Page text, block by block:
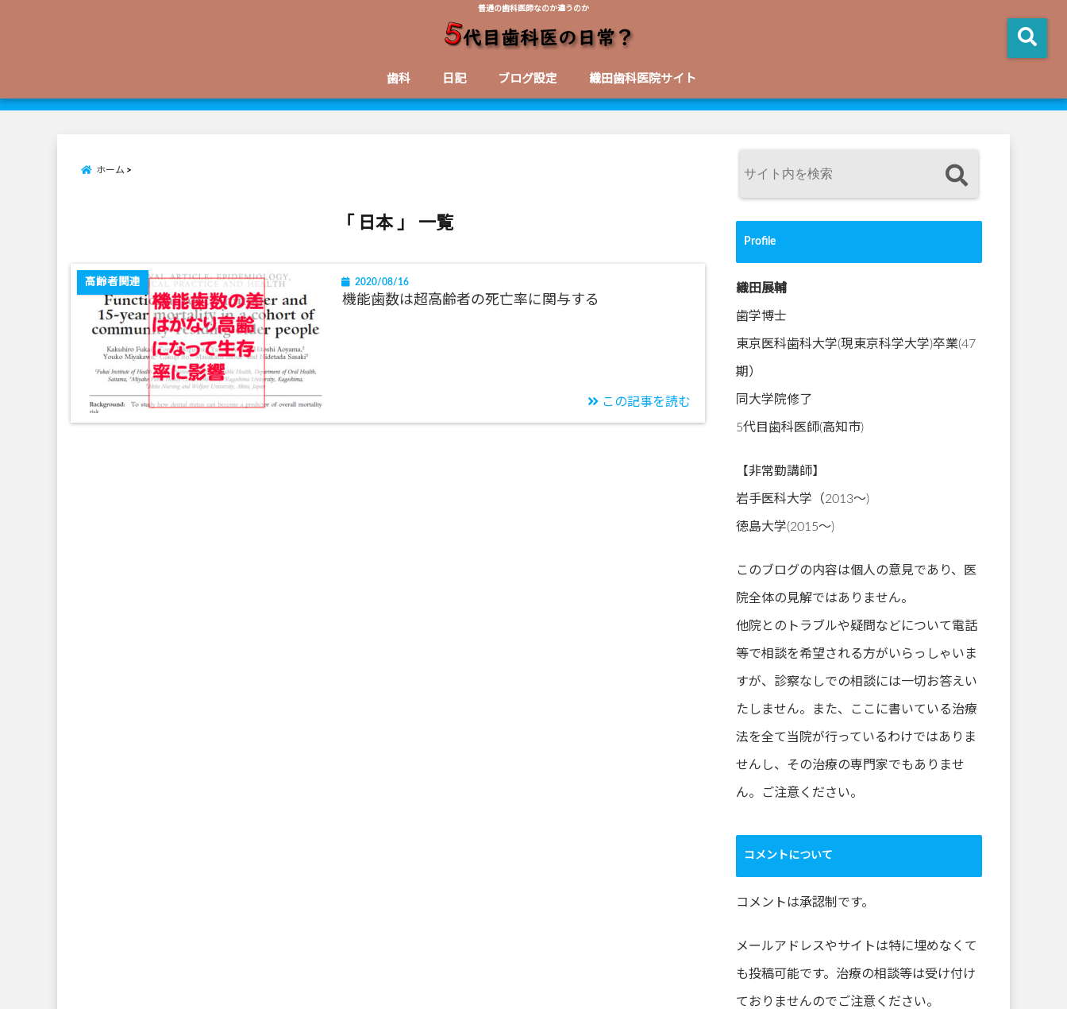
普通の歯科医師なのか違うのか
歯科 日記 ブログ設定 織田歯科医院サイト
ホーム
「 日本 」 一覧
高齢者関連 2020/08/16
機能歯数は超高齢者の死亡率に関与する
この記事を読む
Profile
織田展輔
歯学博士
東京医科歯科大学(現東京科学大学)卒業(47
期）
同大学院修了
5代目歯科医師(高知市)
【非常勤講師】
岩手医科大学（2013～)
徳島大学(2015～)
このブログの内容は個人の意見であり、医
院全体の見解ではありません。
他院とのトラブルや疑問などについて電話
等で相談を希望される方がいらっしゃいま
すが、診察なしでの相談には一切お答えい
たしません。また、ここに書いている治療
法を全て当院が行っているわけではありま
せんし、その治療の専門家でもありませ
ん。ご注意ください。
コメントについて
コメントは承認制です。
メールアドレスやサイトは特に埋めなくて
も投稿可能です。治療の相談等は受け付け
ておりませんのでご注意ください。